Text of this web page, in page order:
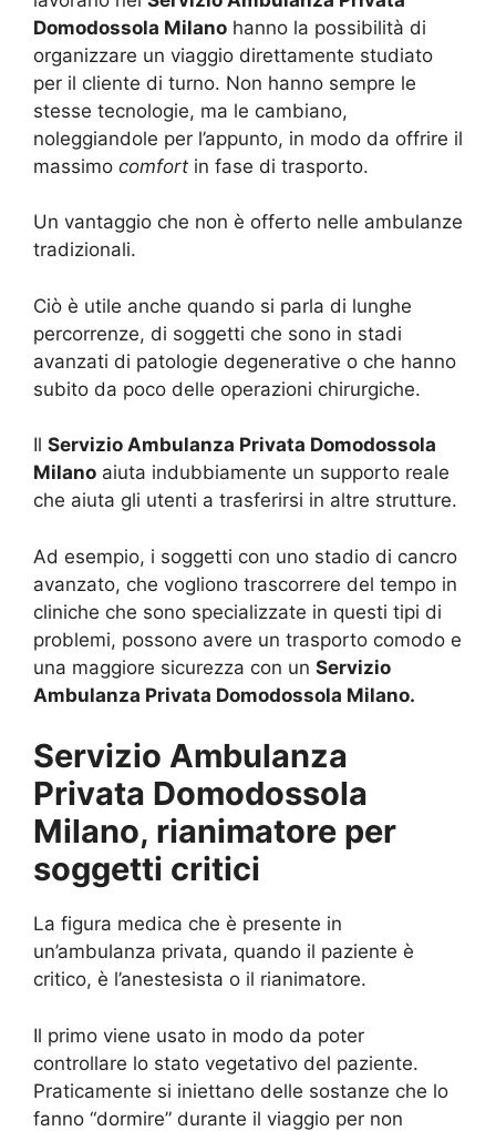
Domodossola Milano hanno la possibilità di
organizzare un viaggio direttamente studiato
per il cliente di turno. Non hanno sempre le
stesse tecnologie, ma le cambiano,
noleggiandole per l’appunto, in modo da offrire il
massimo comfort in fase di trasporto.
Un vantaggio che non è offerto nelle ambulanze
tradizionali.
Ciò è utile anche quando si parla di lunghe
percorrenze, di soggetti che sono in stadi
avanzati di patologie degenerative o che hanno
subito da poco delle operazioni chirurgiche.
Il Servizio Ambulanza Privata Domodossola
Milano aiuta indubbiamente un supporto reale
che aiuta gli utenti a trasferirsi in altre strutture.
Ad esempio, i soggetti con uno stadio di cancro
avanzato, che vogliono trascorrere del tempo in
cliniche che sono specializzate in questi tipi di
problemi, possono avere un trasporto comodo e
una maggiore sicurezza con un Servizio
Ambulanza Privata Domodossola Milano.
Servizio Ambulanza
Privata Domodossola
Milano, rianimatore per
soggetti critici
La figura medica che è presente in
un’ambulanza privata, quando il paziente è
critico, è l’anestesista o il rianimatore.
Il primo viene usato in modo da poter
controllare lo stato vegetativo del paziente.
Praticamente si iniettano delle sostanze che lo
fanno “dormire” durante il viaggio per non